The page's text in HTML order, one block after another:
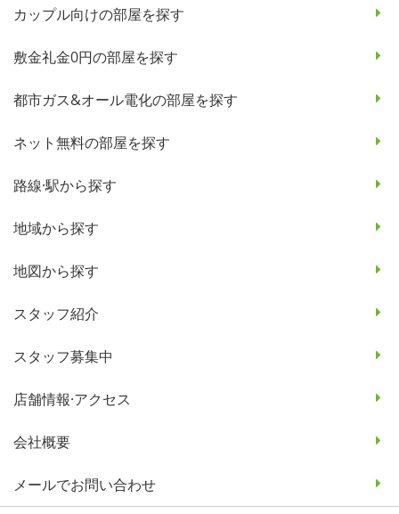
カップル向けの部屋を探す
敷金礼金0円の部屋を探す
都市ガス&オール電化の部屋を探す
ネット無料の部屋を探す
路線·駅から探す
地域から探す
地図から探す
スタッフ紹介
スタッフ募集中
店舗情報·アクセス
会社概要
メールでお問い合わせ